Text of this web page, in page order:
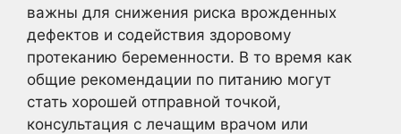
важны для снижения риска врожденных
дефектов и содействия здоровому
протеканию беременности. В то время как
общие рекомендации по питанию могут
стать хорошей отправной точкой,
консультация с лечащим врачом или